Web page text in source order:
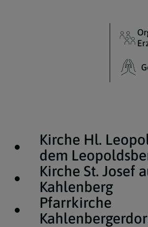
Kirche Hl.
dem
Kirche St. Josef
Kahlenberg
Pfarrkirche